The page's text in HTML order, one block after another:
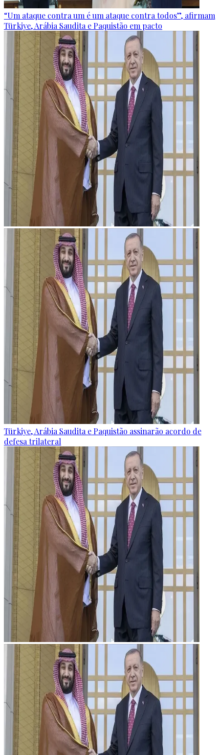
“Um ataque contra um é um ataque contra todos”, afirmam
Türkiye, Arábia Saudita e Paquistão em pacto
Türkiye, Arábia Saudita e Paquistão assinarão acordo de
defesa trilateral